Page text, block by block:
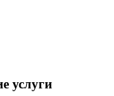
услуги